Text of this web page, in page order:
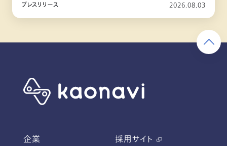
プレスリリース 2026.08.03
企業
採用サイト